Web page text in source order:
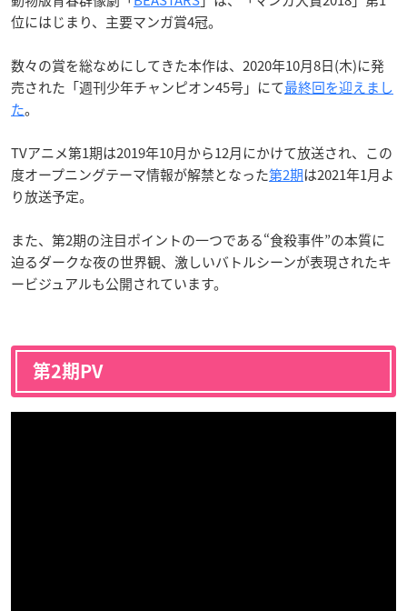
位にはじまり、主要マンガ賞4冠。
数々の賞を総なめにしてきた本作は、2020年10月8日(木)に発
売された「週刊少年チャンピオン45号」にて最終回を迎えまし
た。
TVアニメ第1期は2019年10月から12月にかけて放送され、この
度オープニングテーマ情報が解禁となった第2期は2021年1月よ
り放送予定。
また、第2期の注目ポイントの一つである“食殺事件”の本質に
迫るダークな夜の世界観、激しいバトルシーンが表現されたキ
ービジュアルも公開されています。
第2期PV